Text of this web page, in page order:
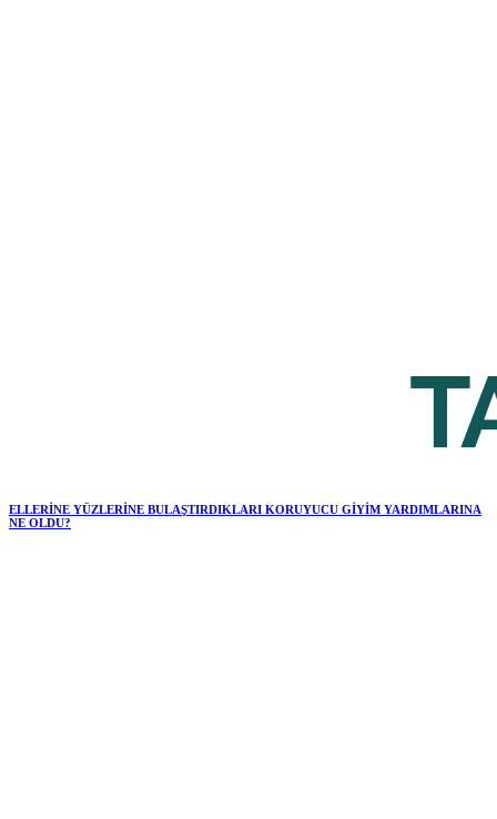
ELLERİNE YÜZLERİNE BULAŞTIRDIKLARI KORUYUCU GİYİM YARDIMLARINA
NE OLDU?